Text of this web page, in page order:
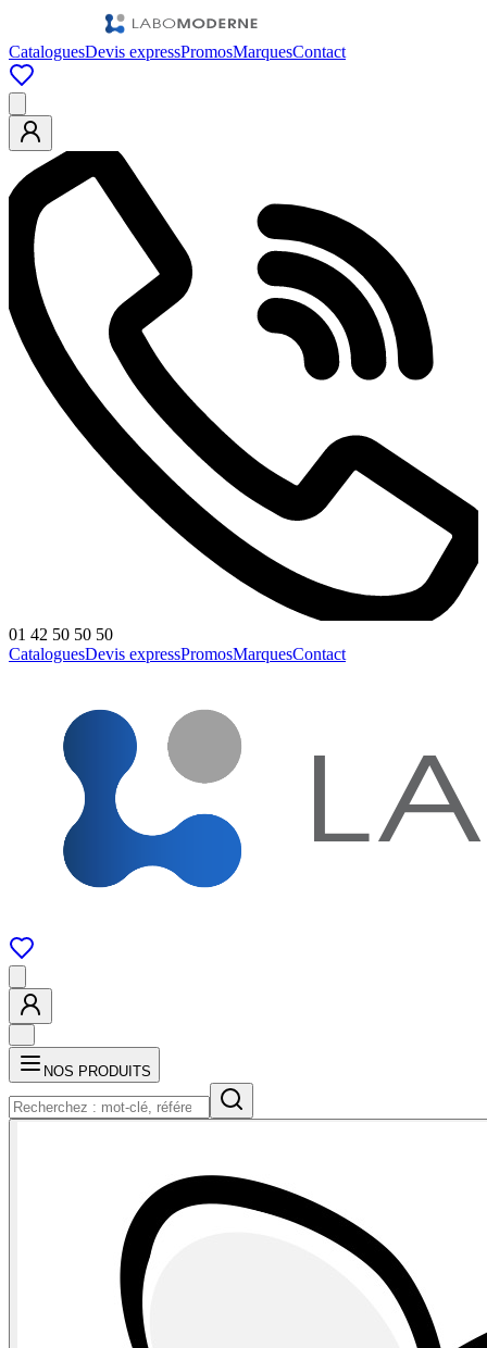
CataloguesDevis expressPromosMarquesContact
01 42 50 50 50
CataloguesDevis expressPromosMarquesContact
NOS PRODUITS